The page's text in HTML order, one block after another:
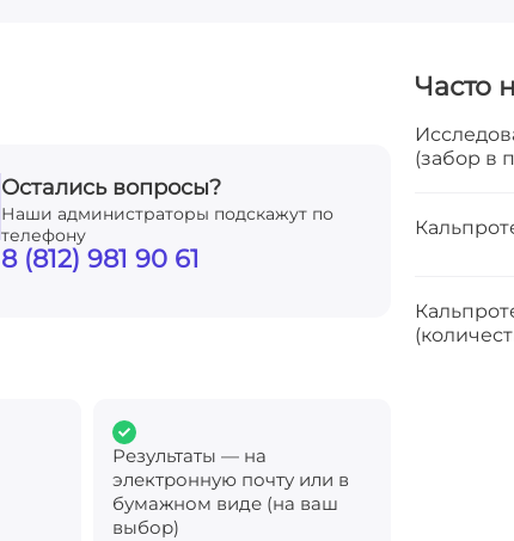
Остались вопросы?
Наши администраторы подскажут по
телефону
8 (812) 981 90 61
Результаты — на
электронную почту или в
бумажном виде (на ваш
выбор)
Часто
(забор в